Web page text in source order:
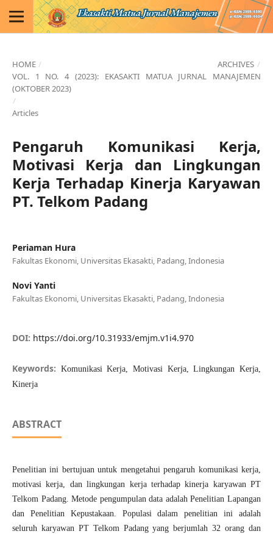
HOME / ARCHIVES /
VOL. 1 NO. 4 (2023): EKASAKTI MATUA JURNAL MANAJEMEN
(OKTOBER 2023)
/
Articles
Pengaruh Komunikasi Kerja,
Motivasi Kerja dan Lingkungan
Kerja Terhadap Kinerja Karyawan
PT. Telkom Padang
Periaman Hura
Fakultas Ekonomi, Universitas Ekasakti, Padang, Indonesia
Novi Yanti
Fakultas Ekonomi, Universitas Ekasakti, Padang, Indonesia
DOI: https://doi.org/10.31933/emjm.v1i4.970
Keywords: Komunikasi Kerja, Motivasi Kerja, Lingkungan Kerja,
Kinerja
ABSTRACT
Penelitian ini bertujuan untuk mengetahui pengaruh komunikasi kerja,
motivasi kerja, dan lingkungan kerja terhadap kinerja karyawan PT
Telkom Padang. Metode pengumpulan data adalah Penelitian Lapangan
dan Penelitian Kepustakaan. Populasi dalam penelitian ini adalah
seluruh karyawan PT Telkom Padang yang berjumlah 32 orang dan